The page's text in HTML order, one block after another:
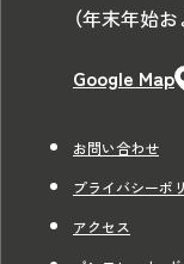
（年末年始
Google Map
お問い合わせ
プライバシーポ
アクセス